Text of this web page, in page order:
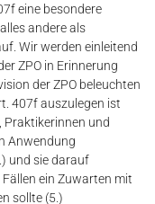
eine besondere
andere als
Wir werden einleitend
ZPO in Erinnerung
der ZPO beleuchten
407f auszulegen ist
Praktikerinnen und
Anwendung
und sie darauf
ein Zuwarten mit
sollte (5.)